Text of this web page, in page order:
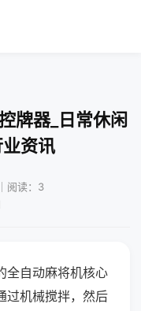
牌器_日常休闲
资讯
阅读：3
全自动麻将机核心
过机械搅拌，然后